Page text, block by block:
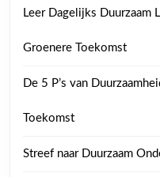
Leer Dagelijks Duurzaam
Groenere Toekomst
De 5 P’s van
Toekomst
Streef naar Duurzaam